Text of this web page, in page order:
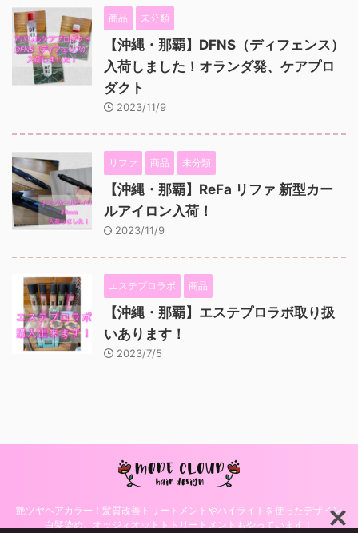
商品 未分類
【沖縄・那覇】DFNS（ディフェンス）
入荷しました！オランダ発、ケアプロ
ダクト
2023/11/9
リファ 商品 未分類
【沖縄・那覇】ReFa リファ 新型カー
ルアイロン入荷！
2023/11/9
エステプロラボ 商品
【沖縄・那覇】エステプロラボ取り扱
いあります！
2023/7/5
艶ツヤヘアカラー！髪質改善トリートメントやハイライトを使ったデザイン
白髪染め、オッジィオットトトリートメントもやっています！